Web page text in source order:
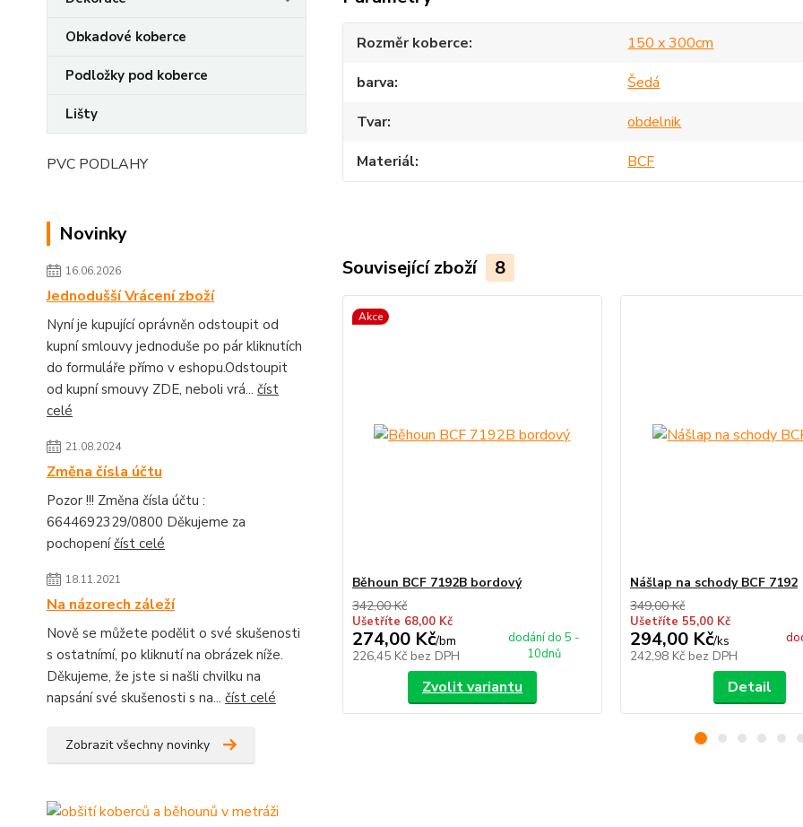
Obkadové koberce
Podložky pod koberce
Lišty
PVC PODLAHY
Novinky
16.06.2026
Jednodušší Vrácení zboží
Nyní je kupující oprávněn odstoupit od
kupní smlouvy jednoduše po pár kliknutích
do formuláře přímo v eshopu.Odstoupit
od kupní smouvy ZDE, neboli vrá... číst
celé
21.08.2024
Změna čísla účtu
Pozor !!! Změna čísla účtu :
6644692329/0800 Děkujeme za
pochopeníčíst celé
18.11.2021
Na názorech záleží
Nově se můžete podělit o své skušenosti
s ostatnímí, po kliknutí na obrázek níže.
Děkujeme, že jste si našli chvilku na
napsání své skušenosti s na... číst celé
Zobrazit všechny novinky
Rozměr koberce
150 x 300cm
barva
Šedá
Tvar
obdelnik
Materiál
BCF
Související zboží 8
Akce
Běhoun BCF 7192B bordový
342,00 Kč
Ušetříte 68,00 Kč
274,00 Kč/bm
226,45 Kč bez DPH
dodání do 5 -
10dnů
Zvolit variantu
Nášlap na schody BCF 7192
349,00 Kč
Ušetříte 55,00 Kč
294,00 Kč/ks
242,98 Kč bez DPH
Detail